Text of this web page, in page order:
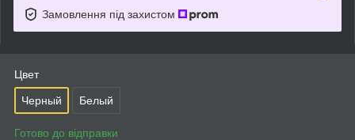
Замовлення під захистом
Цвет
Черный Белый
Готово до відправки